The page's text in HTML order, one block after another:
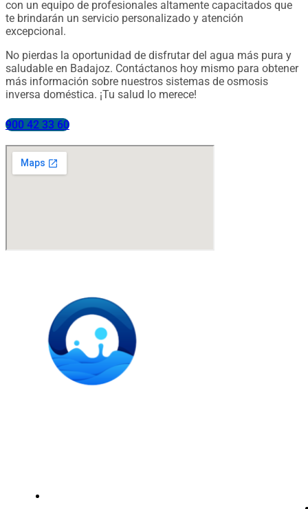
con un equipo de profesionales altamente capacitados que
te brindarán un servicio personalizado y atención
excepcional.
No pierdas la oportunidad de disfrutar del agua más pura y
saludable en Badajoz. Contáctanos hoy mismo para obtener
más información sobre nuestros sistemas de osmosis
inversa doméstica. ¡Tu salud lo merece!
900 42 33 60